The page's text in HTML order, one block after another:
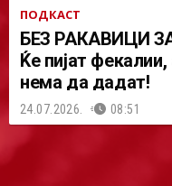
ПОДКАСТ
БЕЗ РАКАВИЦИ
Ќе пијат
нема да дадат!
24.07.2026. 08:51